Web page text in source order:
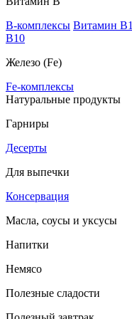
B-комплексы Витамин B1
В10
Железо (Fe)
Fe-комплексы
Натуральные продукты
Гарниры
Десерты
Для выпечки
Консервация
Масла, соусы и уксусы
Напитки
Немясо
Полезные сладости